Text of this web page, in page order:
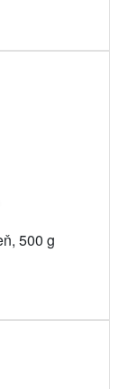
500 g